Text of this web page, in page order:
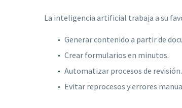
La inteligencia artificial trabaja a su
Generar contenido a partir de
Crear formularios en minutos.
Automatizar procesos de revisión.
Evitar reprocesos y errores